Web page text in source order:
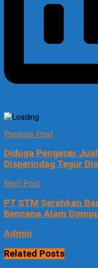
Previous Post
Diduga Pengecer
Disperindag Tegur
Next Post
PT STM Serahkan
Bencana Alam
Admin
Related Posts